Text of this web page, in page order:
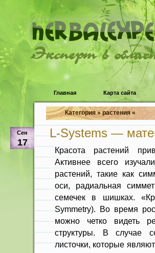
Эксперт в
Главная Карта сайта
Категория » растения «
Сен
17
L-Systems —
Красота растений
Активнее всего
растений, такие как
оси, радиальная
семечек в шишках.
Symmetry). Во время
можно четко видеть
структуры. В случае
листочки, которые